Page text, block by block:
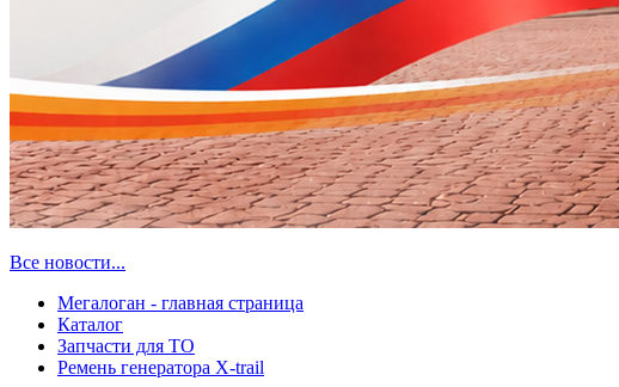
Все новости...
Мегалоган - главная страница
Каталог
Запчасти для ТО
Ремень генератора X-trail